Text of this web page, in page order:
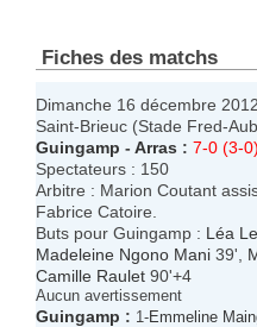
Fiches des matchs
Dimanche 16 décembre
Saint-Brieuc (Stade Fred-
Guingamp - Arras : 7-0 (3-0)
Spectateurs : 150
Arbitre : Marion Coutant
Fabrice Catoire.
Buts pour Guingamp : Léa
Madeleine Ngono Mani 39',
Camille Raulet 90'+4
Aucun avertissement
Guingamp : 1-Emmeline